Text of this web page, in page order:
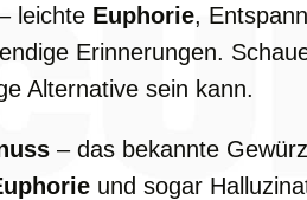
leichte Euphorie,
Erinnerungen.
Alternative sein kann.
– das bekannte
und sogar